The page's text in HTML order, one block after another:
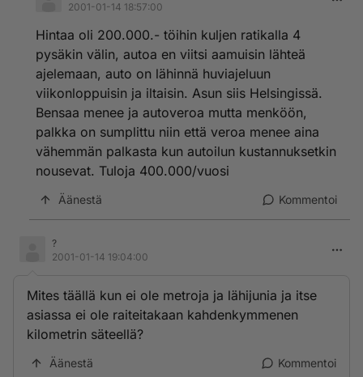
2001-01-14 18:57:00
Hintaa oli 200.000.- töihin kuljen ratikalla 4
pysäkin välin, autoa en viitsi aamuisin lähteä
ajelemaan, auto on lähinnä huviajeluun
viikonloppuisin ja iltaisin. Asun siis Helsingissä.
Bensaa menee ja autoveroa mutta menköön,
palkka on sumplittu niin että veroa menee aina
vähemmän palkasta kun autoilun kustannuksetkin
nousevat. Tuloja 400.000/vuosi
Äänestä Kommentoi
?
2001-01-14 19:04:00
Mites täällä kun ei ole metroja ja lähijunia ja itse
asiassa ei ole raiteitakaan kahdenkymmenen
kilometrin säteellä?
Äänestä Kommentoi